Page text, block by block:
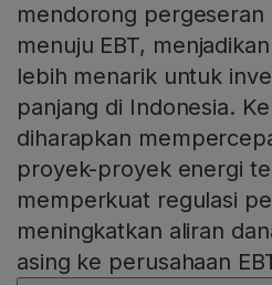
mendorong
menuju EBT,
lebih menarik untuk
panjang di Indonesia.
diharapkan
proyek-proyek energi
memperkuat regulasi
meningkatkan aliran
asing ke perusahaan